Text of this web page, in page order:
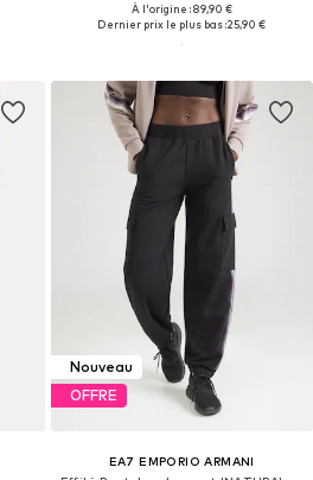
À l'origine : 89,90 €
Dernier prix le plus bas :25,90 €
Nouveau
OFFRE
EA7 EMPORIO ARMANI